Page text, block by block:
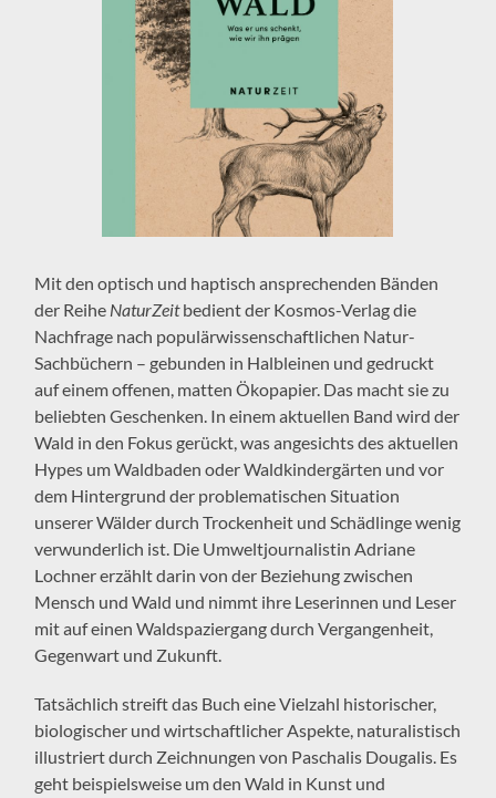
Mit den optisch und haptisch ansprechenden Bänden
der Reihe NaturZeitbedient der Kosmos-Verlag die
Nachfrage nach populärwissenschaftlichen Natur-
Sachbüchern – gebunden in Halbleinen und gedruckt
auf einem offenen, matten Ökopapier. Das macht sie zu
beliebten Geschenken. In einem aktuellen Band wird der
Wald in den Fokus gerückt, was angesichts des aktuellen
Hypes um Waldbaden oder Waldkindergärten und vor
dem Hintergrund der problematischen Situation
unserer Wälder durch Trockenheit und Schädlinge wenig
verwunderlich ist. Die Umweltjournalistin Adriane
Lochner erzählt darin von der Beziehung zwischen
Mensch und Wald und nimmt ihre Leserinnen und Leser
mit auf einen Waldspaziergang durch Vergangenheit,
Gegenwart und Zukunft.
Tatsächlich streift das Buch eine Vielzahl historischer,
biologischer und wirtschaftlicher Aspekte, naturalistisch
illustriert durch Zeichnungen von Paschalis Dougalis. Es
geht beispielsweise um den Wald in Kunst und